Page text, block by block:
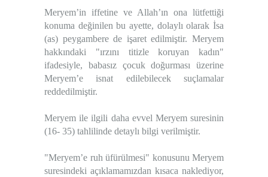
Meryem’in iffetine ve Allah’ın ona lütfettiği
konuma değinilen bu ayette, dolaylı olarak İsa
(as) peygambere de işaret edilmiştir. Meryem
hakkındaki "ırzını titizle koruyan kadın"
ifadesiyle, babasız çocuk doğurması üzerine
Meryem’e isnat edilebilecek suçlamalar
reddedilmiştir.
Meryem ile ilgili daha evvel Meryem suresinin
(16- 35) tahlilinde detaylı bilgi verilmiştir.
"Meryem’e ruh üfürülmesi" konusunu Meryem
suresindeki açıklamamızdan kısaca naklediyor,